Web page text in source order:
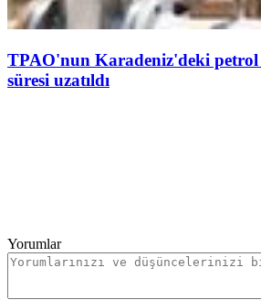
TPAO'nun Karadeniz'deki
süresi uzatıldı
Yorumlar